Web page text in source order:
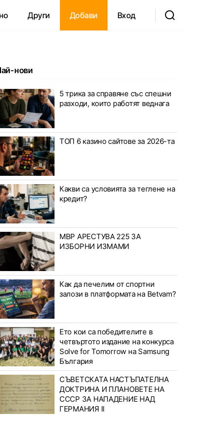
Други Добави Вход
нови
5 трика за справяне със спешни
разходи, които работят веднага
ТОП 6 казино сайтове за 2026-та
Какви са условията за теглене на
кредит?
МВР АРЕСТУВА 225 ЗА
ИЗБОРНИ ИЗМАМИ
Как да печелим от спортни
залози в платформата на Betvam?
Ето кои са победителите в
четвъртото издание на конкурса
Solve for Tomorrow на Samsung
България
СЪВЕТСКАТА НАСТЪПАТЕЛНА
ДОКТРИНА И ПЛАНОВЕТЕ НА
СССР ЗА НАПАДЕНИЕ НАД
ГЕРМАНИЯ II